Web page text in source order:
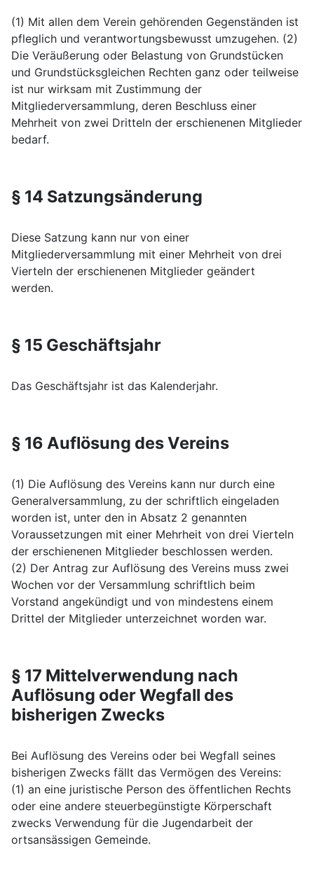
(1) Mit allen dem Verein gehörenden Gegenständen ist
pfleglich und verantwortungsbewusst umzugehen. (2)
Die Veräußerung oder Belastung von Grundstücken
und Grundstücksgleichen Rechten ganz oder teilweise
ist nur wirksam mit Zustimmung der
Mitgliederversammlung, deren Beschluss einer
Mehrheit von zwei Dritteln der erschienenen Mitglieder
bedarf.
§ 14 Satzungsänderung
Diese Satzung kann nur von einer
Mitgliederversammlung mit einer Mehrheit von drei
Vierteln der erschienenen Mitglieder geändert
werden.
§ 15 Geschäftsjahr
Das Geschäftsjahr ist das Kalenderjahr.
§ 16 Auflösung des Vereins
(1) Die Auflösung des Vereins kann nur durch eine
Generalversammlung, zu der schriftlich eingeladen
worden ist, unter den in Absatz 2 genannten
Voraussetzungen mit einer Mehrheit von drei Vierteln
der erschienenen Mitglieder beschlossen werden.
(2) Der Antrag zur Auflösung des Vereins muss zwei
Wochen vor der Versammlung schriftlich beim
Vorstand angekündigt und von mindestens einem
Drittel der Mitglieder unterzeichnet worden war.
§ 17 Mittelverwendung nach
Auflösung oder Wegfall des
bisherigen Zwecks
Bei Auflösung des Vereins oder bei Wegfall seines
bisherigen Zwecks fällt das Vermögen des Vereins:
(1) an eine juristische Person des öffentlichen Rechts
oder eine andere steuerbegünstigte Körperschaft
zwecks Verwendung für die Jugendarbeit der
ortsansässigen Gemeinde.